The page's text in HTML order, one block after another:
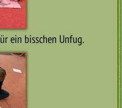
ein bisschen Unfug.